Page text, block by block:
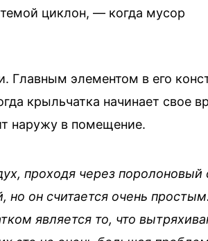
циклон, — когда мусор
Главным элементом в его
крыльчатка начинает свое
наружу в помещение.
проходя через поролоновый
он считается очень
является то, что